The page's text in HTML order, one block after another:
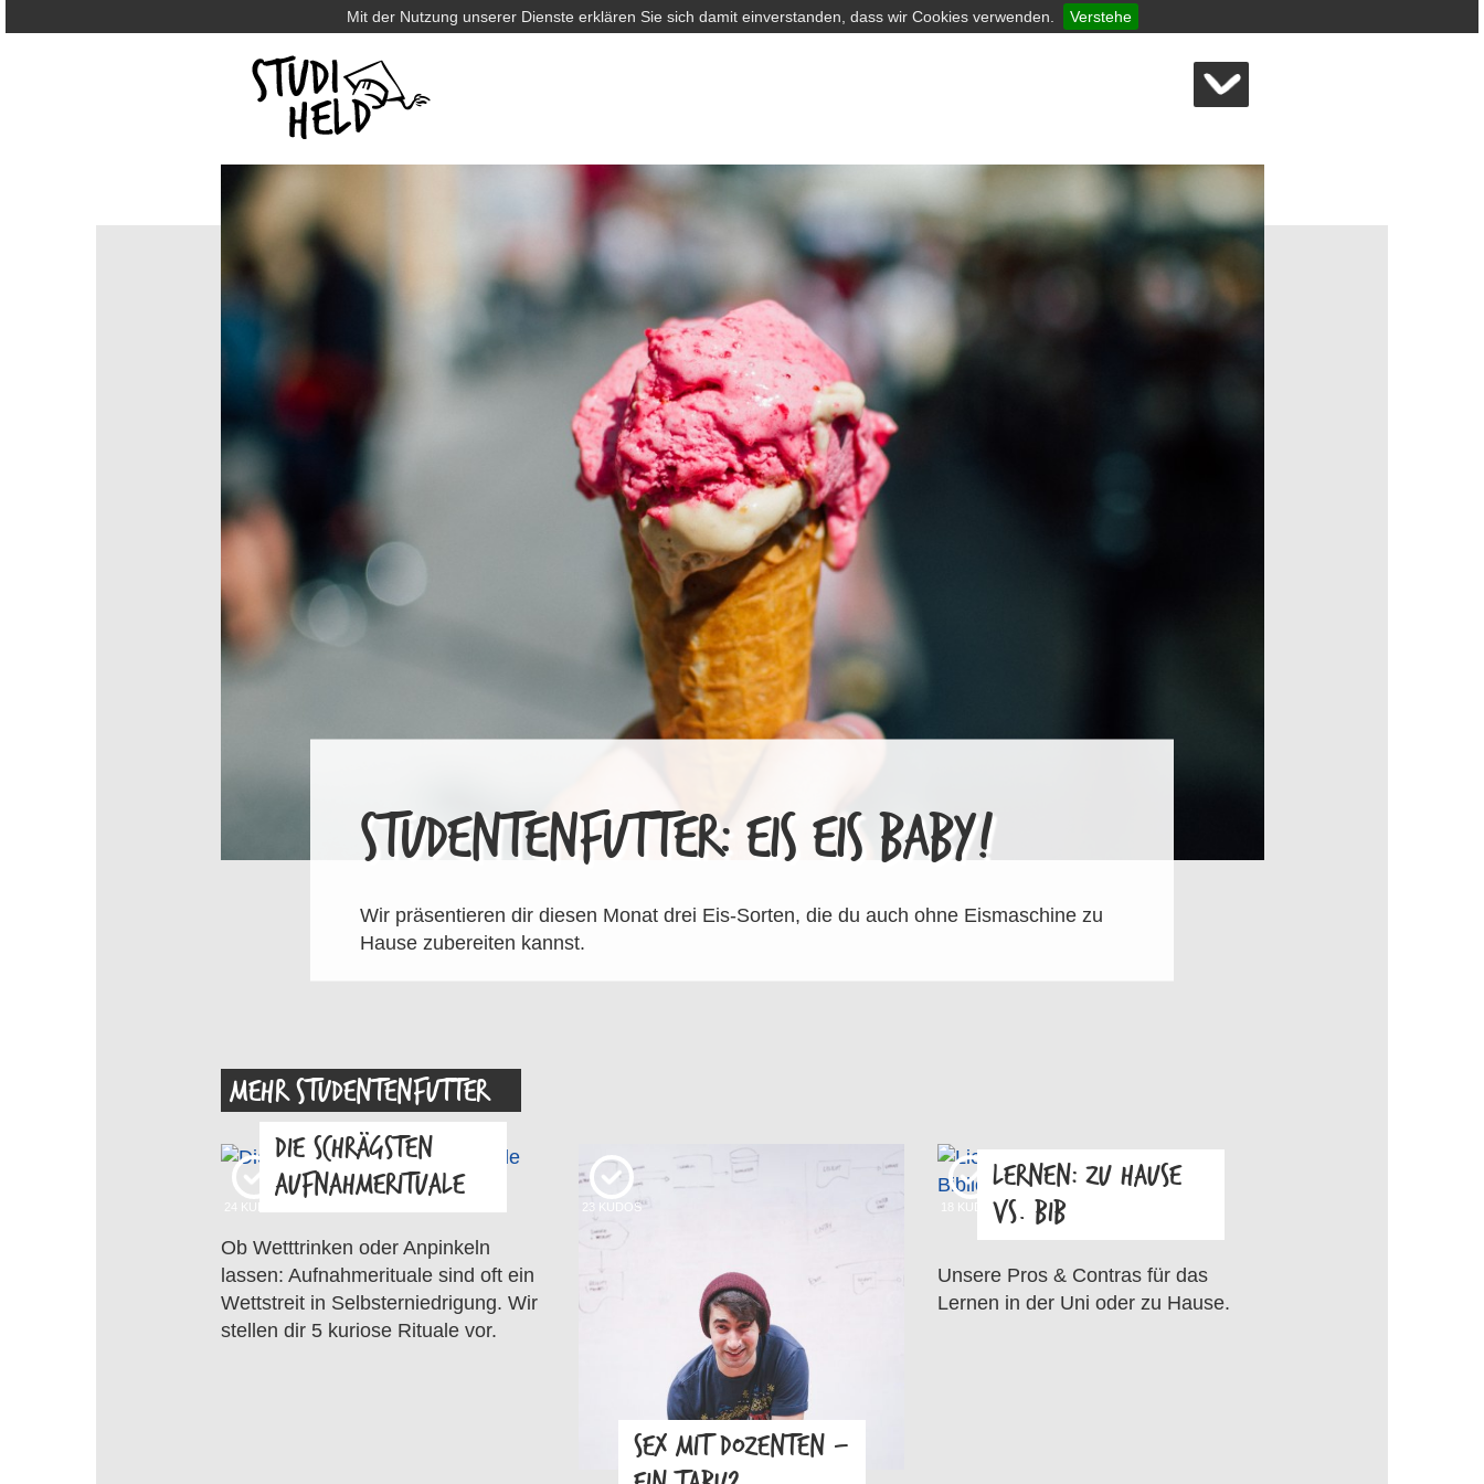
Mit der Nutzung unserer Dienste erklären Sie sich damit einverstanden, dass wir Cookies verwenden. Verstehe
STUDENTENFUTTER: EIS EIS BABY!
Wir präsentieren dir diesen Monat drei Eis-Sorten, die du auch ohne Eismaschine zu
Hause zubereiten kannst.
MEHR STUDENTENFUTTER
DIE SCHRÄGSTEN
AUFNAHMERITUALE
Ob Wetttrinken oder Anpinkeln
lassen: Aufnahmerituale sind oft ein
Wettstreit in Selbsterniedrigung. Wir
stellen dir 5 kuriose Rituale vor.
23 KUDOS
SEX MIT DOZENTEN –
KUDOS
LERNEN: ZU HAUSE
VS. BIB
Unsere Pros & Contras für das
Lernen in der Uni oder zu Hause.